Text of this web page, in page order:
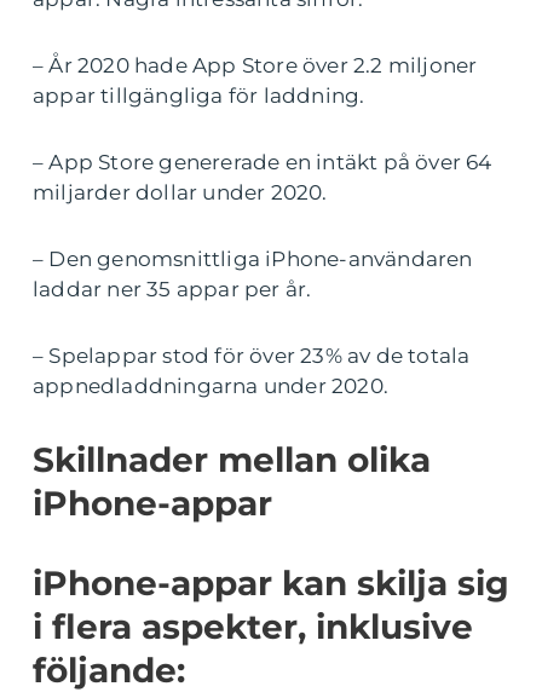
– År 2020 hade App Store över 2.2 miljoner
appar tillgängliga för laddning.
– App Store genererade en intäkt på över 64
miljarder dollar under 2020.
– Den genomsnittliga iPhone-användaren
laddar ner 35 appar per år.
– Spelappar stod för över 23% av de totala
appnedladdningarna under 2020.
Skillnader mellan olika
iPhone-appar
iPhone-appar kan skilja sig
i flera aspekter, inklusive
följande: